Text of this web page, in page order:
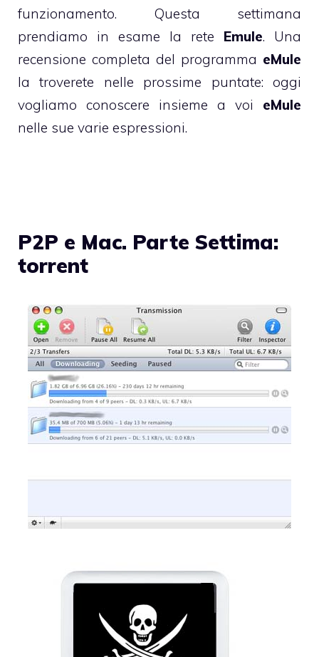
funzionamento. Questa settimana
prendiamo in esame la rete Emule. Una
recensione completa del programma eMule
la troverete nelle prossime puntate: oggi
vogliamo conoscere insieme a voi eMule
nelle sue varie espressioni.
P2P e Mac. Parte Settima:
torrent